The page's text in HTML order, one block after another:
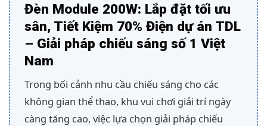
Đèn Module 200W: Lắp đặt tối ưu
sân, Tiết Kiệm 70% Điện dự án TDL
– Giải pháp chiếu sáng số 1 Việt
Nam
Trong bối cảnh nhu cầu chiếu sáng cho các
không gian thể thao, khu vui chơi giải trí ngày
càng tăng cao, việc lựa chọn giải pháp chiếu